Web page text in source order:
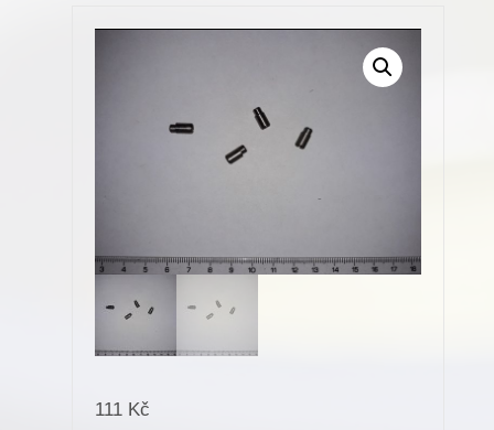
111 Kč